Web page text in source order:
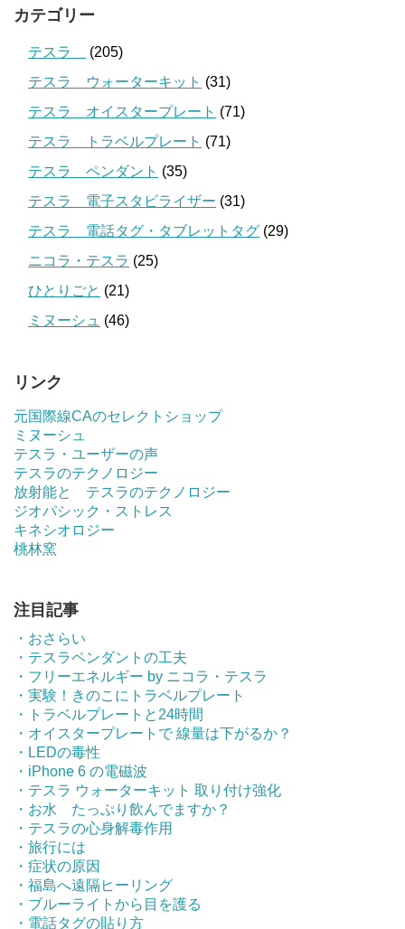
カテゴリー
テスラ
(205)
テスラ ウォーターキット (31)
テスラ オイスタープレート (71)
テスラ トラベルプレート (71)
テスラ ペンダント (35)
テスラ 電子スタビライザー (31)
テスラ 電話タグ・タブレットタグ (29)
ニコラ・テスラ (25)
ひとりごと (21)
ミヌーシュ (46)
リンク
元国際線CAのセレクトショップ
ミヌーシュ
テスラ・ユーザーの声
テスラのテクノロジー
放射能と テスラのテクノロジー
ジオパシック・ストレス
キネシオロジー
桃林窯
注目記事
・おさらい
・テスラペンダントの工夫
・フリーエネルギー by ニコラ・テスラ
・実験！きのこにトラベルプレート
・トラベルプレートと24時間
・オイスタープレートで 線量は下がるか？
・LEDの毒性
・iPhone 6 の電磁波
・テスラ ウォーターキット 取り付け強化
・お水 たっぷり飲んでますか？
・テスラの心身解毒作用
・旅行には
・症状の原因
・福島へ遠隔ヒーリング
・ブルーライトから目を護る
・電話タグの貼り方